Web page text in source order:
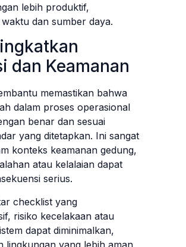
lebih produktif,
dan sumber daya.
dan Keamanan
memastikan bahwa
dalam proses operasional
benar dan sesuai
yang ditetapkan. Ini sangat
konteks keamanan gedung,
atau kelalaian dapat
serius.
checklist yang
risiko kecelakaan atau
dapat diminimalkan,
lingkungan yang lebih aman